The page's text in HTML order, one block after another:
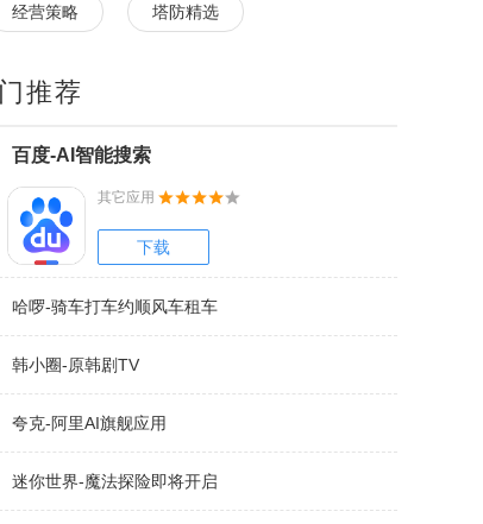
经营策略 塔防精选
推荐
百度-AI智能搜索
其它应用
下载
哈啰-骑车打车约顺风车租车
韩小圈-原韩剧TV
夸克-阿里AI旗舰应用
迷你世界-魔法探险即将开启